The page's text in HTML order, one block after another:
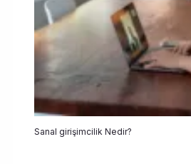
Sanal girişimcilik Nedir?